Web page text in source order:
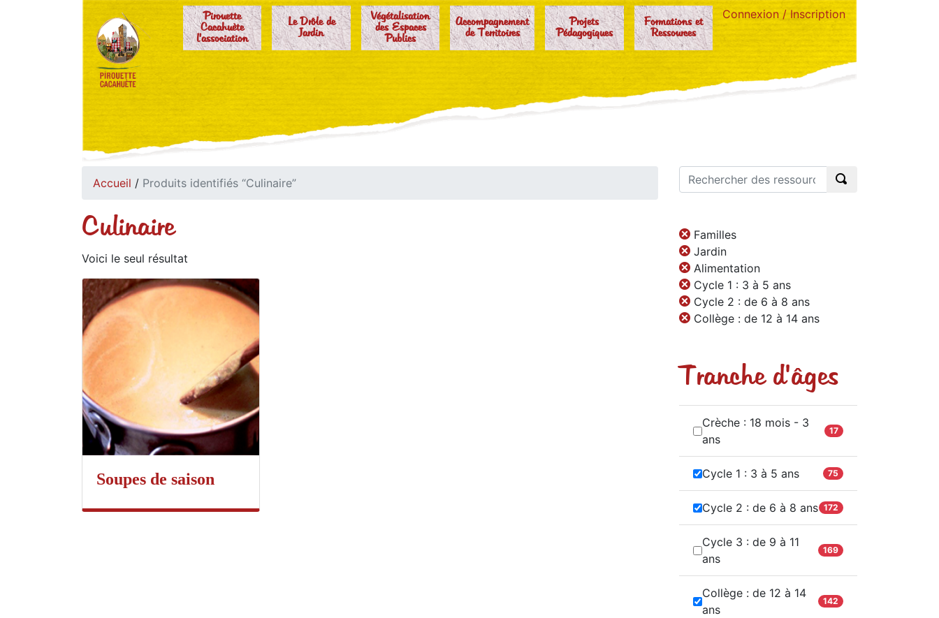
Pirouette
Cacahuète
l'association
Le Drôle de
Jardin
Végétalisation
des Espaces
Publics
Accompagnement
de Territoires
Projets
Pédagogiques
Formations et
Ressources
Connexion / Inscription
Accueil / Produits identifiés “Culinaire”
Culinaire
Voici le seul résultat
Soupes de saison
Familles
Jardin
Alimentation
Cycle 1 : 3 à 5 ans
Cycle 2 : de 6 à 8 ans
Collège : de 12 à 14 ans
Tranche d'âges
Crèche : 18 mois - 3
ans
17
Cycle 1 : 3 à 5 ans 75
Cycle 2 : de 6 à 8 ans 172
Cycle 3 : de 9 à 11
ans
169
Collège : de 12 à 14
ans
142